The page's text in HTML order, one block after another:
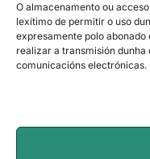
O almacenamento ou
lexítimo de permitir o uso
expresamente polo abonado
realizar a transmisión
comunicacións electrónicas.
xunta de goberno
Imaxe corporativa
CARBALLO AO DÍA